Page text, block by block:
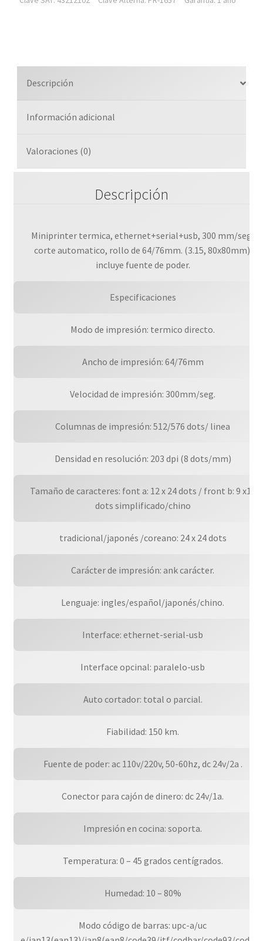
Ethernet
(red),
Rj11,
Automatico,
Descripción
Información adicional
Valoraciones (0)
Descripción
Miniprinter termica, ethernet+serial+usb, 300 mm/seg,
corte automatico, rollo de 64/76mm. (3.15, 80x80mm).
incluye fuente de poder.
Especificaciones
Modo de impresión: termico directo.
Ancho de impresión: 64/76mm
Velocidad de impresión: 300mm/seg.
Columnas de impresión: 512/576 dots/ linea
Densidad en resolución: 203 dpi (8 dots/mm)
Tamaño de caracteres: font a: 12 x 24 dots / front b: 9 x17
dots simplificado/chino
tradicional/japonés /coreano: 24 x 24 dots
Carácter de impresión: ank carácter.
Lenguaje: ingles/español/japonés/chino.
Interface: ethernet-serial-usb
Interface opcinal: paralelo-usb
Auto cortador: total o parcial.
Fiabilidad: 150 km.
Fuente de poder: ac 110v/220v, 50-60hz, dc 24v/2a .
Conector para cajón de dinero: dc 24v/1a.
Impresión en cocina: soporta.
Temperatura: 0 – 45 grados centígrados.
Humedad: 10 – 80%
Modo código de barras: upc-a/uc